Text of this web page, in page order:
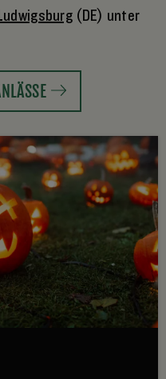
(DE) unter